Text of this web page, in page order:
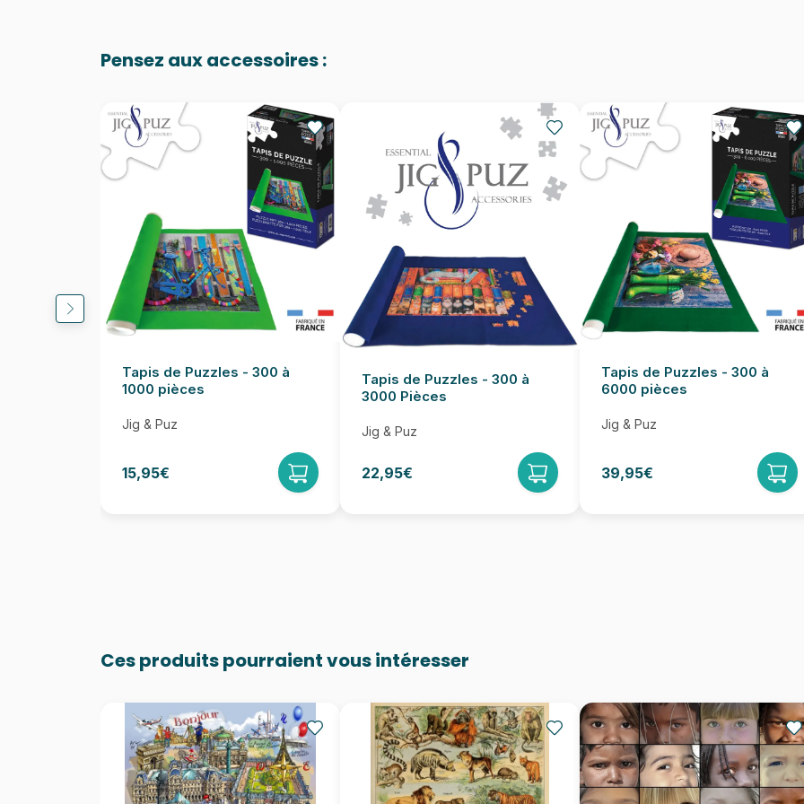
Dimensions
Pensez aux accessoires :
Tapis de Puzzles - 300 à
1000 pièces
Jig & Puz
15,95€
Tapis de Puzzles - 300 à
3000 Pièces
Jig & Puz
22,95€
Tapis de Puzzles - 300 à
6000 pièces
Jig & Puz
39,95€
Ces produits pourraient vous intéresser